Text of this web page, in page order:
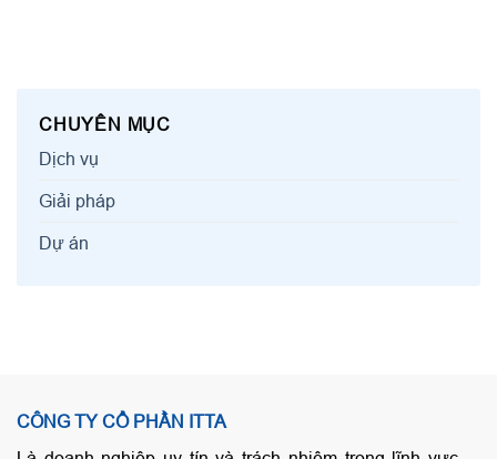
CHUYÊN MỤC
Dịch vụ
Giải pháp
Dự án
CÔNG TY CỔ PHẦN ITTA